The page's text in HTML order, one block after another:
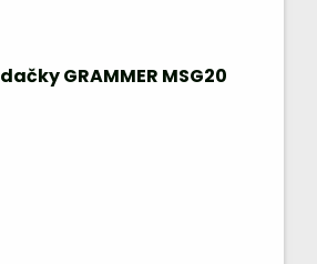
GRAMMER MSG20